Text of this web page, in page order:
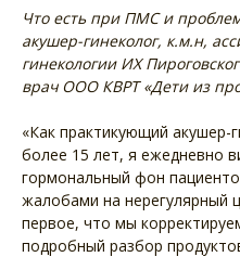
Что есть при ПМС и
акушер-гинеколог, к.м.н,
гинекологии ИХ
врач ООО КВРТ «Дети из
«Как практикующий
более 15 лет, я ежедневно
гормональный фон
жалобами на нерегулярный
первое, что мы
подробный разбор